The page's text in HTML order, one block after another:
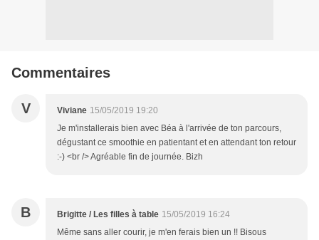
Commentaires
V Viviane 15/05/2019 19:20
Je m'installerais bien avec Béa à l'arrivée de ton parcours,
dégustant ce smoothie en patientant et en attendant ton retour
:-) <br /> Agréable fin de journée. Bizh
B Brigitte / Les filles à table 15/05/2019 16:24
Même sans aller courir, je m'en ferais bien un !! Bisous